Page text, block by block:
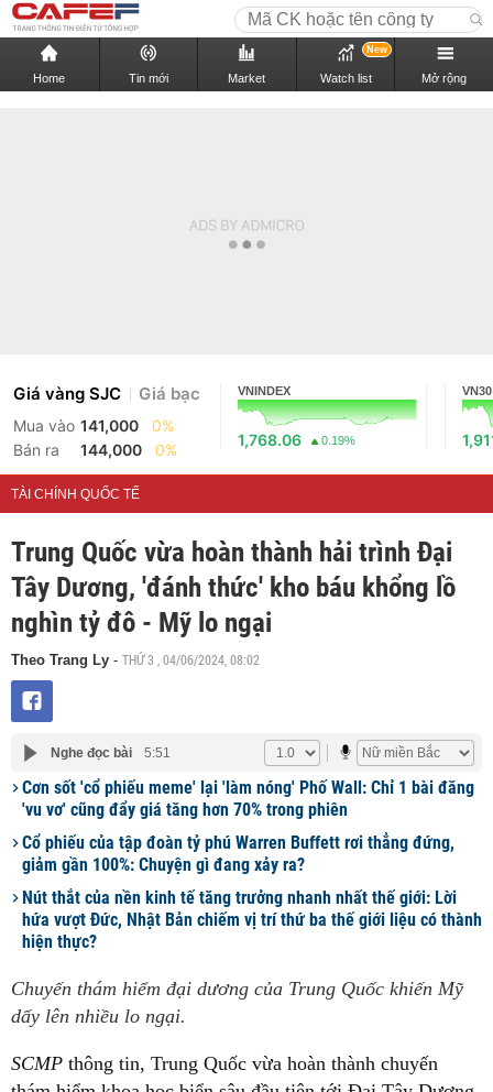
Home Tin mới Market Watch list
New
Mở rộng
Giá vàng SJC Giá bạc
Mua vào 141,000
0%
Bán ra
144,000 0%
VNINDEX
1,768.06 0.19%
VN30
TÀI CHÍNH QUỐC TẾ
Trung Quốc vừa hoàn thành hải trình Đại
Tây Dương, 'đánh thức' kho báu khổng lồ
nghìn tỷ đô - Mỹ lo ngại
Theo Trang Ly - THỨ 3 , 04/06/2024, 08:02
Nghe đọc bài 5:51
Cơn sốt 'cổ phiếu meme' lại 'làm nóng' Phố Wall: Chỉ 1 bài đăng
'vu vơ' cũng đẩy giá tăng hơn 70% trong phiên
Cổ phiếu của tập đoàn tỷ phú Warren Buffett rơi thẳng đứng,
giảm gần 100%: Chuyện gì đang xảy ra?
Nút thắt của nền kinh tế tăng trưởng nhanh nhất thế giới: Lời
hứa vượt Đức, Nhật Bản chiếm vị trí thứ ba thế giới liệu có thành
hiện thực?
Chuyến thám hiểm đại dương của Trung Quốc khiến Mỹ
dấy lên nhiều lo ngại.
SCMP thông tin, Trung Quốc vừa hoàn thành chuyến